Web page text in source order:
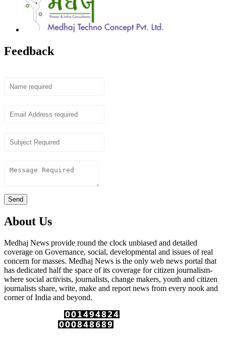
Feedback
Send
About Us
Medhaj News provide round the clock unbiased and detailed
coverage on Governance, social, developmental and issues of real
concern for masses. Medhaj News is the only web news portal that
has dedicated half the space of its coverage for citizen journalism-
where social activists, journalists, change makers, youth and citizen
journalists share, write, make and report news from every nook and
corner of India and beyond.